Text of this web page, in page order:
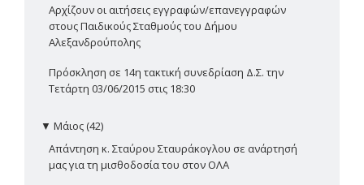
Αρχίζουν οι αιτήσεις εγγραφών/επανεγγραφών
στους Παιδικούς Σταθμούς του Δήμου
Αλεξανδρούπολης
Πρόσκληση σε 14η τακτική συνεδρίαση Δ.Σ. την
Τετάρτη 03/06/2015 στις 18:30
▼ Μάιος (42)
Απάντηση κ. Σταύρου Σταυράκογλου σε ανάρτησή
μας για τη μισθοδοσία του στον ΟΛΑ